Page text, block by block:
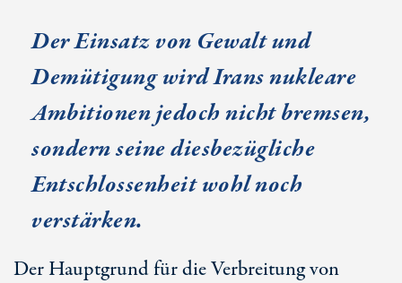
Der Einsatz von Gewalt und
Demütigung wird Irans nukleare
Ambitionen jedoch nicht bremsen,
sondern seine diesbezügliche
Entschlossenheit wohl noch
verstärken.
Der Hauptgrund für die Verbreitung von